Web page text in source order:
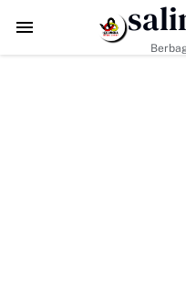
Digital, Arisal Aziz Ajak